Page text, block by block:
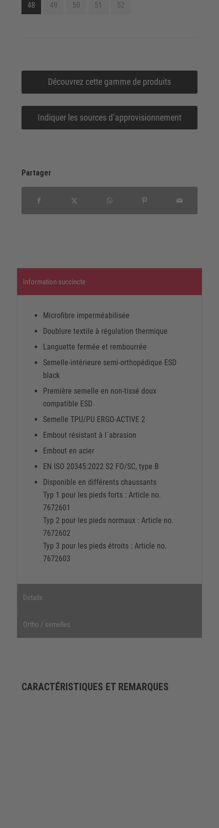
48 49 50 51 52
Découvrez cette gamme de produits
Indiquer les sources d‘approvisionnement
Partager
Information succincte
Microfibre imperméabilisée
Doublure textile à régulation thermique
Languette fermée et rembourrée
Semelle-intérieure semi-orthopédique ESD
black
Première semelle en non-tissé doux
compatible ESD
Semelle TPU/PU ERGO-ACTIVE 2
Embout résistant à l´abrasion
Embout en acier
EN ISO 20345:2022 S2 FO/SC, type B
Disponible en différents chaussants
Typ 1 pour les pieds forts : Article no.
7672601
Typ 2 pour les pieds normaux : Article no.
7672602
Typ 3 pour les pieds étroits : Article no.
7672603
Details
Ortho / semelles
CARACTÉRISTIQUES ET REMARQUES